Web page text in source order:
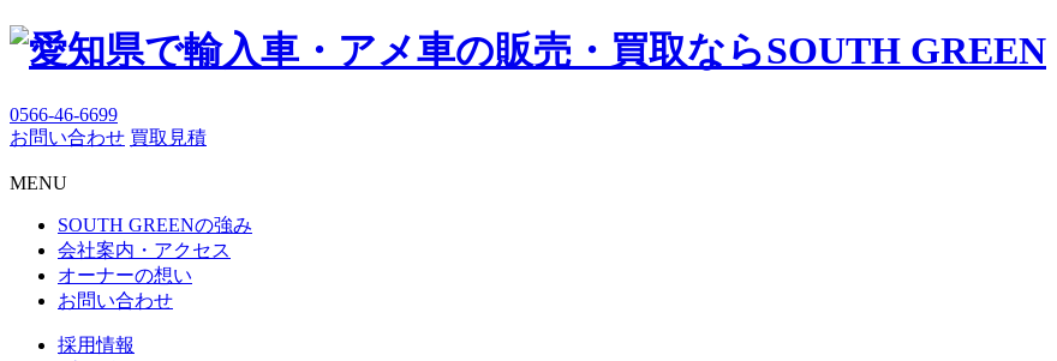
0566-46-6699
お問い合わせ 買取見積
MENU
SOUTH GREENの強み
会社案内・アクセス
オーナーの想い
お問い合わせ
採用情報